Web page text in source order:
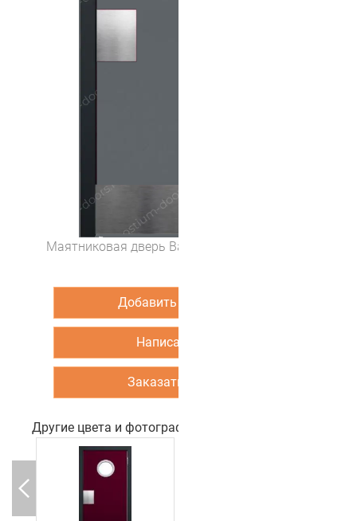
Маятниковая дверь Balance 13 (цвет Серый)
Добавить в корзину
Написать нам
Заказать звонок
Другие цвета и фотографии двери